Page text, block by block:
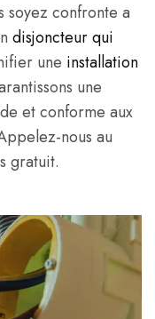
soyez confronte a
disjoncteur qui
une installation
une
et conforme aux
nous au
gratuit.